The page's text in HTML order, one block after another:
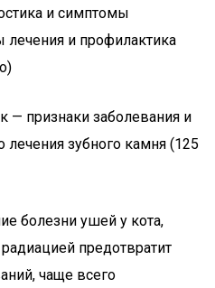
и симптомы
лечения и профилактика
— признаки заболевания и
зубного камня (125
болезни ушей у кота,
предотвратит
чаще всего